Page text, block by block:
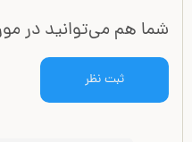
شما هم می‌توانید در
ثبت نظر